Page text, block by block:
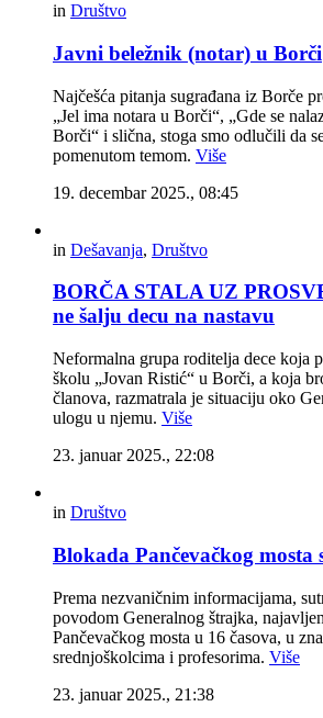
in Društvo
Javni beležnik (notar) u Borči
Najčešća pitanja sugrađana iz Borče
„Jel ima notara u Borči“, „Gde se
Borči“ i slična, stoga smo odlučili da
pomenutom temom. Više
19. decembar 2025., 08:45
in Dešavanja, Društvo
BORČA STALA UZ
ne šalju decu na nastavu
Neformalna grupa roditelja dece koja
školu „Jovan Ristić“ u Borči, a koja
članova, razmatrala je situaciju oko
ulogu u njemu. Više
23. januar 2025., 22:08
in Društvo
Blokada Pančevačkog mosta
Prema nezvaničnim informacijama,
povodom Generalnog štrajka,
Pančevačkog mosta u 16 časova, u
srednjoškolcima i profesorima. Više
23. januar 2025., 21:38